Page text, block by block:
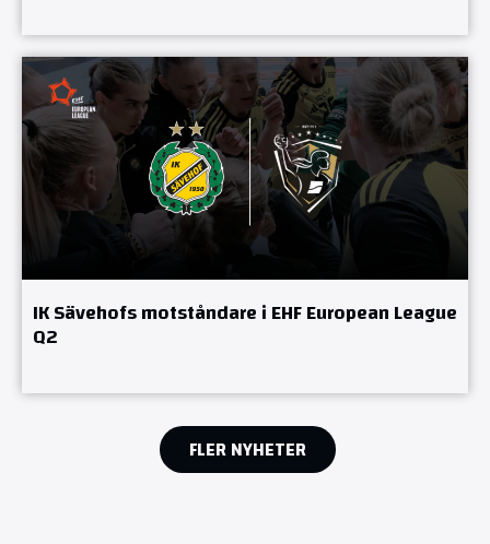
IK Sävehofs motståndare i EHF European League
Q2
FLER NYHETER